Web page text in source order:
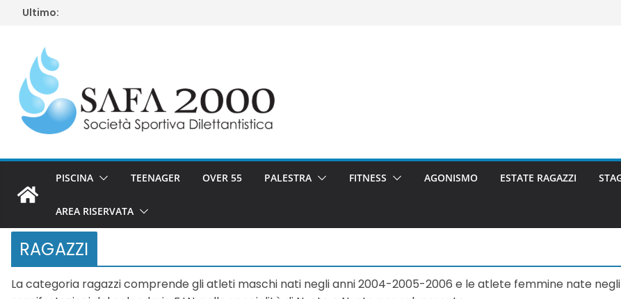
SaltaUltimo:
PISCINA TEENAGER OVER 55 PALESTRA FITNESS AGONISMO ESTATE RAGAZZI
AREA RISERVATA
RAGAZZI
La categoria ragazzi comprende gli atleti maschi nati negli anni 2004-2005-2006 e le atlete femmine nate